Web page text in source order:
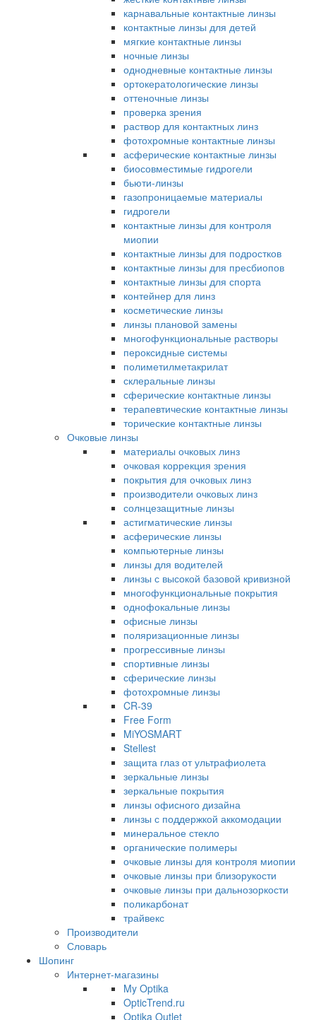
карнавальные контактные линзы
контактные линзы для детей
мягкие контактные линзы
ночные линзы
однодневные контактные линзы
ортокератологические линзы
оттеночные линзы
проверка зрения
раствор для контактных линз
фотохромные контактные линзы
асферические контактные линзы
биосовместимые гидрогели
бьюти-линзы
газопроницаемые материалы
гидрогели
контактные линзы для контроля
миопии
контактные линзы для подростков
контактные линзы для пресбиопов
контактные линзы для спорта
контейнер для линз
косметические линзы
линзы плановой замены
многофункциональные растворы
пероксидные системы
полиметилметакрилат
склеральные линзы
сферические контактные линзы
терапевтические контактные линзы
торические контактные линзы
Очковые линзы
материалы очковых линз
очковая коррекция зрения
покрытия для очковых линз
производители очковых линз
солнцезащитные линзы
астигматические линзы
асферические линзы
компьютерные линзы
линзы для водителей
линзы с высокой базовой кривизной
многофункциональные покрытия
однофокальные линзы
офисные линзы
поляризационные линзы
прогрессивные линзы
спортивные линзы
сферические линзы
фотохромные линзы
CR-39
Free Form
MiYOSMART
Stellest
защита глаз от ультрафиолета
зеркальные линзы
зеркальные покрытия
линзы офисного дизайна
линзы с поддержкой аккомодации
минеральное стекло
органические полимеры
очковые линзы для контроля миопии
очковые линзы при близорукости
очковые линзы при дальнозоркости
поликарбонат
трайвекс
Производители
Словарь
Шопинг
Интернет-магазины
My Optika
OpticTrend.ru
Optika Outlet